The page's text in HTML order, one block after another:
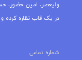
ولیعصر، امین حضور،
در یک قاب نظاره کرده
شماره تماس